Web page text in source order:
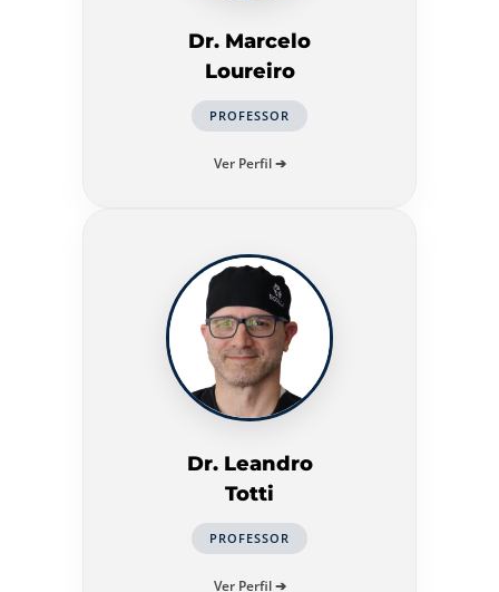
Dr. Marcelo
Loureiro
PROFESSOR
Ver Perfil ➔
Dr. Leandro
Totti
PROFESSOR
Ver Perfil ➔